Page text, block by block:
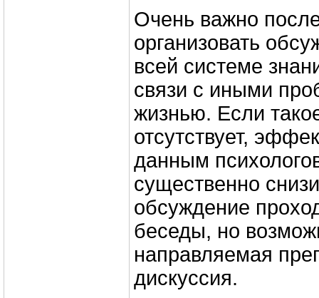
Очень важно
организовать
всей системе
связи с иными
жизнью. Если
отсутствует,
данным
существенно
обсуждение
беседы, но
направляемая
дискуссия.